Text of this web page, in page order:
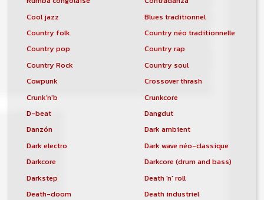
Cool jazz
Blues traditionnel
Country folk
Country néo traditionnelle
Country pop
Country rap
Country Rock
Country soul
Cowpunk
Crossover thrash
Crunk'n'b
Crunkcore
D-beat
Dangdut
Danzón
Dark ambient
Dark electro
Dark wave néo-classique
Darkcore
Darkcore (drum and bass)
Darkstep
Death 'n' roll
Death-doom
Death industriel